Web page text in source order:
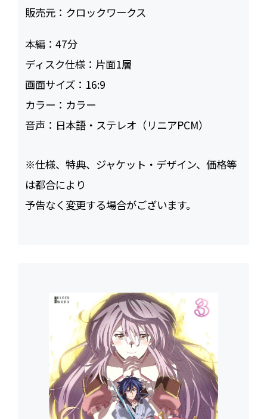
販売元： クロックワークス
本編：47
ディスク仕様： 片面1層
画面サイズ： 16:9
カラー： カラー
音声： 日本語・ステレオ（リニアPCM）
※仕様、特典、ジャケット・デザイン、価格等
は都合により
予告なく変更する場合がございます。